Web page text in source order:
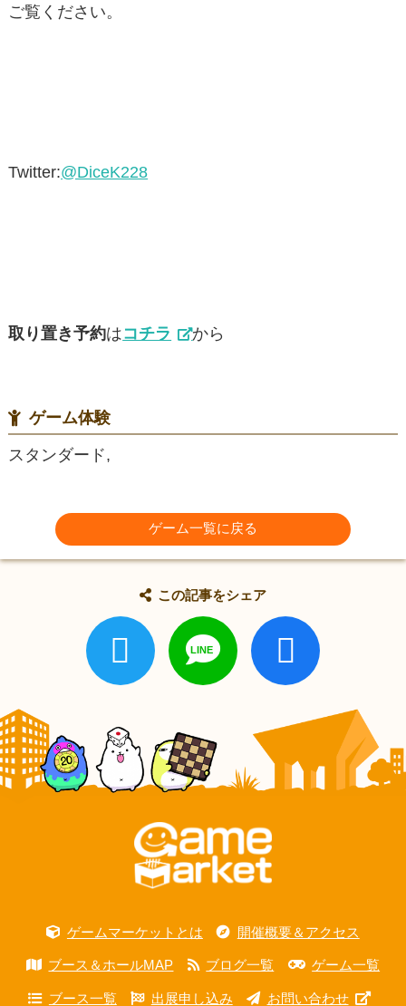
ご覧ください。
Twitter:@DiceK228
取り置き予約はコチラ から
ゲーム体験
スタンダード,
ゲーム一覧に戻る
この記事をシェア
ゲームマーケットとは 開催概要＆アクセス
ブース＆ホールMAP ブログ一覧 ゲーム一覧
ブース一覧 出展申し込み お問い合わせ